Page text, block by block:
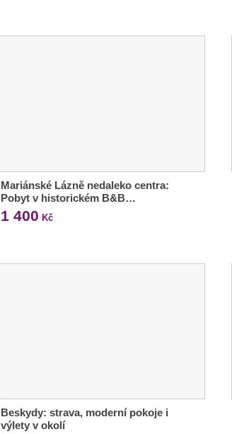
Mariánské Lázně nedaleko centra:
Pobyt v historickém B&B…
1 400 Kč
Beskydy: strava, moderní pokoje i
výlety v okolí